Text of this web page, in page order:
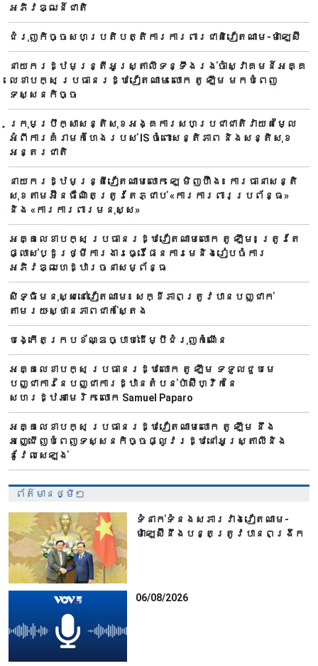
អភិវឌ្ឍន៍ជាតិ
ជំរុញកិច្ចសហប្រតិបត្តិការការពារជាតិវៀតណាម-ម៉ាឡេស៊ី
នាយករដ្ឋមន្ត្រីអូស្ត្រាលីទន្ទឹងរង់ចាំស្វាគមន៍អគ្គ
លេខាបក្ស ប្រធានរដ្ឋវៀតណាម លោក តូ ឡឹម មកបំពេញ
ទស្សនកិច្ច
ក្រុមប្រឹក្សាសន្តិសុខអង្គការសហប្រជាជាតិវាយតម្លៃ
អំពីការគំរាមកំហែងរបស់ IS ចំពោះសន្តិភាព និងសន្តិសុខ
អន្តរជាតិ
នាយករដ្ឋមន្ត្រីវៀតណាមលោក ឡេ មិញហ៊ឹង៖ ការធានាសន្តិ
សុខតាមអ៊ីនធឺណិតត្រូវតែភ្ជាប់ «ការការពារប្រព័ន្ធ»
និង «ការការពារមនុស្ស»
អគ្គលេខាបក្ស ប្រធានរដ្ឋវៀតណាមលោក តូ ឡឹម៖ ត្រូវតែ
ផ្លាស់ប្ដូរថ្មីការងារធ្វើផែនការមេនិងរៀបចំការ
អភិវឌ្ឍហេដ្ឋារចនាសម្ព័ន្ធ
សិទ្ធិមនុស្សនៅវៀតណាម៖ សក្ខីភាពត្រូវបានបញ្ជាក់
តាមរយៈស្ថានភាពជាក់ស្តែង
បង្កើតក្របខ័ណ្ឌច្បាប់ដើម្បីជំរុញកំណើន
អគ្គលេខាបក្ស ប្រធានរដ្ឋលោក តូ ឡឹម ទទួលជួបមេ
បញ្ជាការនៃបញ្ជាការដ្ឋានតំបន់ប៉ាស៊ីហ្វិកនៃ
សហរដ្ឋអាមេរិក លោក Samuel Paparo
អគ្គលេខាបក្ស ប្រធានរដ្ឋវៀតណាមលោក តូ ឡឹម នឹង
អញ្ជើញបំពេញទស្សនកិច្ចផ្លូវរដ្ឋនៅអូស្ត្រាលីនិង
នូវែលសេឡង់
ព័ត៌មានថ្មីៗ
ទំនាក់ទំនងសភារវាងវៀតណាម-
ម៉ាឡេស៊ីនឹងបន្តត្រូវបានពង្រីក
06/08/2026